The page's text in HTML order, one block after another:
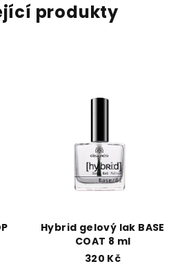
produkty
Hybrid gelový lak BASE
COAT 8 ml
320 Kč